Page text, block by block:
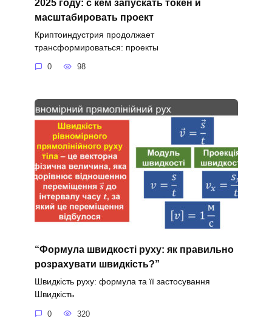
2025 году: с кем запускать токен и
масштабировать проект
Криптоиндустрия продолжает
трансформироваться: проекты
0 98
“Формула швидкості руху: як правильно
розрахувати швидкість?”
Швидкість руху: формула та її застосування
Швидкість
0 320